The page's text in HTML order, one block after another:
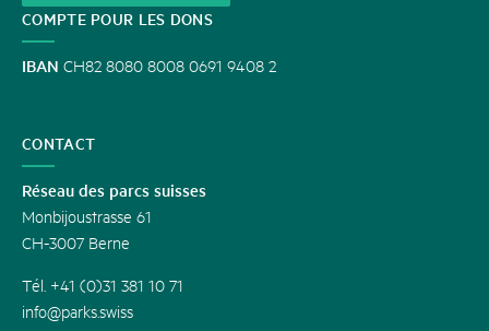
COMPTE POUR LES DONS
IBAN CH82 8080 8008 0691 9408 2
CONTACT
Réseau des parcs suisses
Monbijoustrasse 61
CH-3007 Berne
Tél. +41 (0)31 381 10 71
info@parks.swiss